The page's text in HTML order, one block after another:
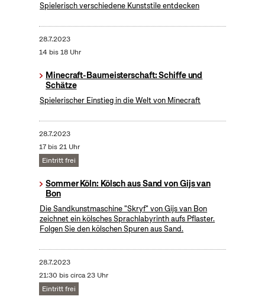
Spielerisch verschiedene Kunststile entdecken
28.7.2023
14 bis 18 Uhr
Minecraft-Baumeisterschaft: Schiffe und
Schätze
Spielerischer Einstieg in die Welt von Minecraft
28.7.2023
17 bis 21 Uhr
Eintritt frei
Sommer Köln: Kölsch aus Sand von Gijs van
Bon
Die Sandkunstmaschine "Skryf" von Gijs van Bon
zeichnet ein kölsches Sprachlabyrinth aufs Pflaster.
Folgen Sie den kölschen Spuren aus Sand.
28.7.2023
21:30 bis circa 23 Uhr
Eintritt frei